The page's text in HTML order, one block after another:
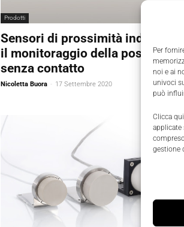
Per
noi e ai
univoci
può
Clicca
applicate
gestione
Prodotti
Sensori di prossimità induttivi
il monitoraggio della posizione
senza contatto
Nicoletta Buora - 17 Settembre 2020